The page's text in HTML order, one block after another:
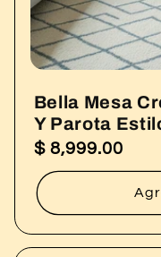
Bella Mesa
Y Parota
Precio
habitual
$ 8,999.00